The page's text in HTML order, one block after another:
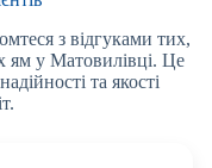
з відгуками тих,
ям у Матовилівці. Це
та якості